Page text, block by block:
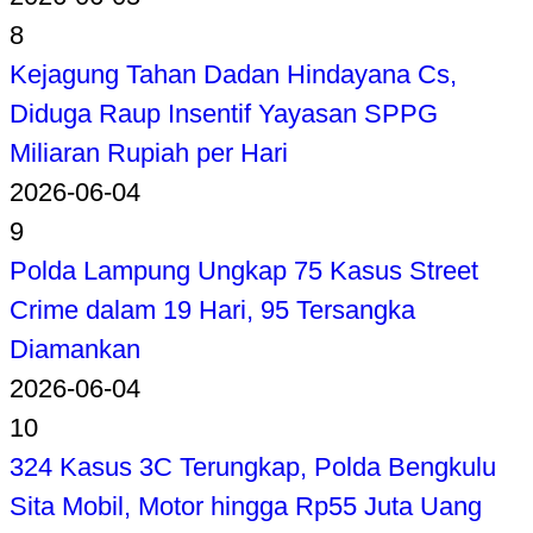
8
Kejagung Tahan Dadan Hindayana Cs,
Diduga Raup Insentif Yayasan SPPG
Miliaran Rupiah per Hari
2026-06-04
9
Polda Lampung Ungkap 75 Kasus Street
Crime dalam 19 Hari, 95 Tersangka
Diamankan
2026-06-04
10
324 Kasus 3C Terungkap, Polda Bengkulu
Sita Mobil, Motor hingga Rp55 Juta Uang